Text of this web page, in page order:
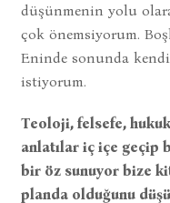
düşünmenin yolu
çok önemsiyorum.
Eninde sonunda kendi
istiyorum.
Teoloji, felsefe,
anlatılar iç içe geçip
bir öz sunuyor bize
planda olduğunu